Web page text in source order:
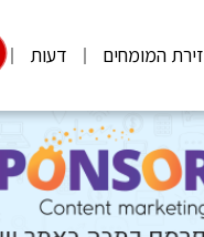
זירת המומחים דעות